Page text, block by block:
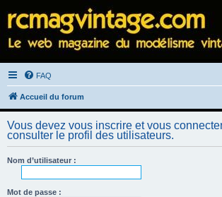
FAQ
Accueil du forum
Vous devez vous inscrire et vous
consulter le profil des utilisateurs.
Nom d’utilisateur :
Mot de passe :